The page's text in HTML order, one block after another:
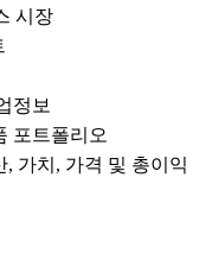
시장
정보
포트폴리오
, 가치, 가격 및 총이익